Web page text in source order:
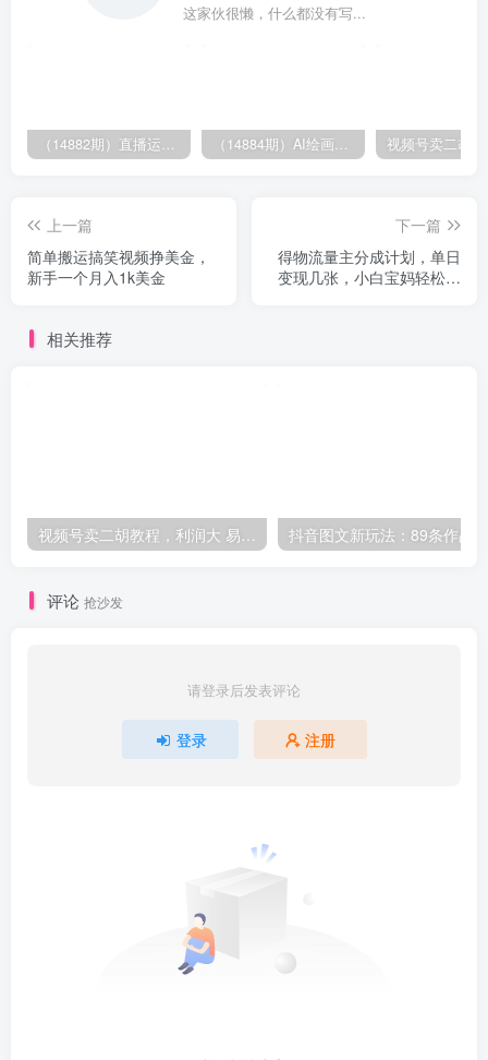
这家伙很懒，什么都没有写...
（14882期）直播运营全流程课程-5月更新：从起号、话术设计、罗盘运营到微付费投放等 （14884期）AI绘画进阶课，涵盖电商摄影等多领域，PS操作与AI工具使用全面教学
上一篇
简单搬运搞笑视频挣美金，
新手一个月入1k美金
下一篇
得物流量主分成计划，单日
变现几张，小白宝妈轻松上
相关推荐
视频号卖二胡教程，利润大 易成交 售后少，一单利润5张+
评论 抢沙发
请登录后发表评论
登录 注册